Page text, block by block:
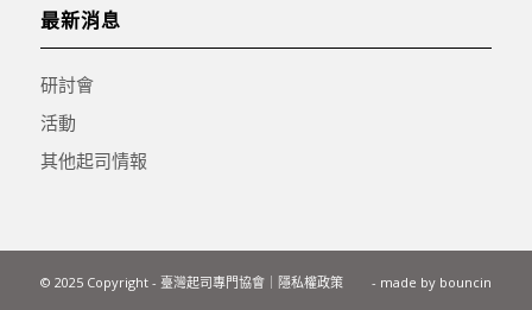
最新消息
研討會
活動
其他起司情報
© 2025 Copyright - 臺灣起司專門協會｜ 隱私權政策 - made by bouncin